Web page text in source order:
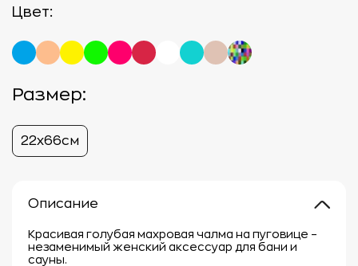
Цвет:
Размер:
22х66см
Описание
Красивая голубая махровая чалма на пуговице –
незаменимый женский аксессуар для бани и
сауны.